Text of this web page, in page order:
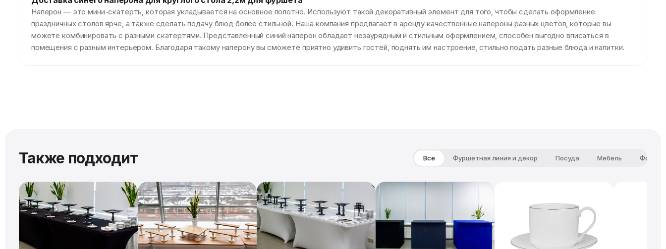
Наперон — это мини-скатерть, которая укладывается на основное полотно. Используют такой декоративный элемент для того, чтобы сделать оформление
праздничных столов ярче, а также сделать подачу блюд более стильной. Наша компания предлагает в аренду качественные напероны разных цветов, которые вы
можете комбинировать с разными скатертями. Представленный синий наперон обладает незаурядным и стильным оформлением, способен выгодно вписаться в
помещения с разным интерьером. Благодаря такому наперону вы сможете приятно удивить гостей, поднять им настроение, стильно подать разные блюда и напитки.
Также подходит Все Фуршетная линия и декор Посуда Мебель